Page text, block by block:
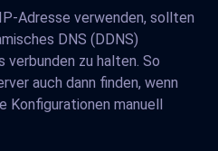
Adresse verwenden, sollten
DNS (DDNS)
verbunden zu halten. So
auch dann finden, wenn
Konfigurationen manuell